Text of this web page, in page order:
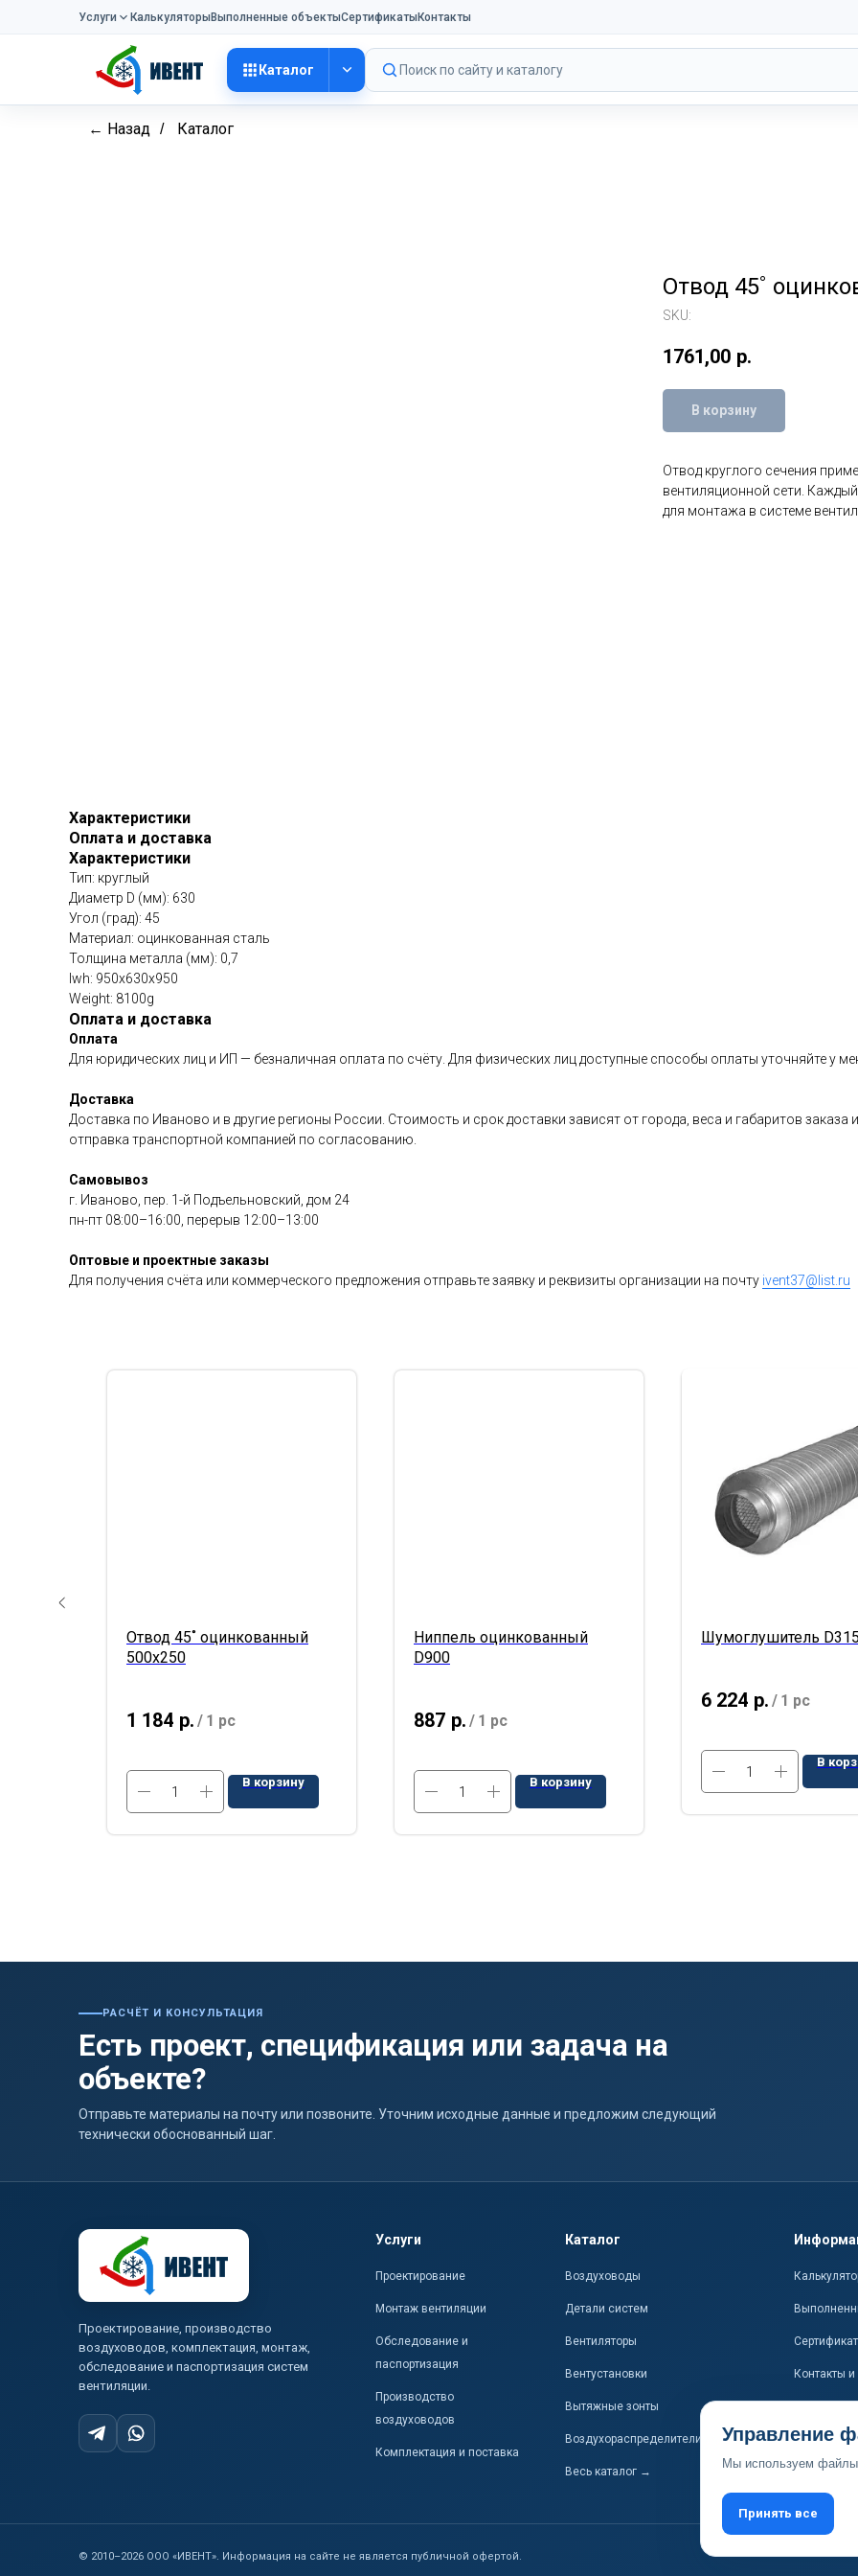
Услуги КалькуляторыВыполненные объектыСертификатыКонтакты
Каталог Поиск по сайту и каталогу
← Назад / Каталог
Отвод 45˚
SKU:
1761,00 р.
В корзину
Отвод круглого сечения
вентиляционной сети.
для монтажа в системе
Характеристики
Оплата и доставка
Характеристики
Тип: круглый
Диаметр D (мм): 630
Угол (град): 45
Материал: оцинкованная сталь
Толщина металла (мм): 0,7
lwh: 950x630x950
Weight: 8100g
Оплата и доставка
Оплата
Для юридических лиц и ИП — безналичная оплата по счёту. Для физических лиц доступные способы оплаты уточняйте у
Доставка
Доставка по Иваново и в другие регионы России. Стоимость и срок доставки зависят от города, веса и габаритов
отправка транспортной компанией по согласованию.
Самовывоз
г. Иваново, пер. 1-й Подъельновский, дом 24
пн-пт 08:00–16:00, перерыв 12:00–13:00
Оптовые и проектные заказы
Для получения счёта или коммерческого предложения отправьте заявку и реквизиты организации на почту ivent37@list.ru
Отвод 45˚ оцинкованный
500х250
1 184 р. / 1 pc
В корзину
Ниппель оцинкованный
D900
887 р. / 1 pc
В корзину
Шумоглушитель
6 224 р. / 1 pc
В
РАСЧЁТ И КОНСУЛЬТАЦИЯ
Есть проект, спецификация или задача на
объекте?
Отправьте материалы на почту или позвоните. Уточним исходные данные и предложим следующий
технически обоснованный шаг.
Проектирование, производство
воздуховодов, комплектация, монтаж,
обследование и паспортизация систем
вентиляции.
Услуги
Проектирование
Монтаж вентиляции
Обследование и
паспортизация
Производство
воздуховодов
Комплектация и поставка
Каталог
Воздуховоды
Детали систем
Вентиляторы
Вентустановки
Вытяжные зонты
Воздухораспределители
Весь каталог →
Контакты
© 2010–2026 ООО «ИВЕНТ». Информация на сайте не является публичной офертой.
Управление
Мы используем файлы
Принять все